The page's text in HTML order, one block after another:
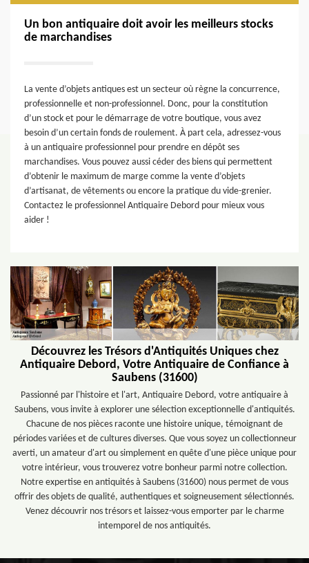
Un bon antiquaire doit avoir les meilleurs stocks
de marchandises
La vente d’objets antiques est un secteur où règne la concurrence,
professionnelle et non-professionnel. Donc, pour la constitution
d’un stock et pour le démarrage de votre boutique, vous avez
besoin d’un certain fonds de roulement. À part cela, adressez-vous
à un antiquaire professionnel pour prendre en dépôt ses
marchandises. Vous pouvez aussi céder des biens qui permettent
d’obtenir le maximum de marge comme la vente d’objets
d’artisanat, de vêtements ou encore la pratique du vide-grenier.
Contactez le professionnel Antiquaire Debord pour mieux vous
aider !
Découvrez les Trésors d'Antiquités Uniques chez
Antiquaire Debord, Votre Antiquaire de Confiance à
Saubens (31600)
Passionné par l'histoire et l'art, Antiquaire Debord, votre antiquaire à
Saubens, vous invite à explorer une sélection exceptionnelle d'antiquités.
Chacune de nos pièces raconte une histoire unique, témoignant de
périodes variées et de cultures diverses. Que vous soyez un collectionneur
averti, un amateur d'art ou simplement en quête d'une pièce unique pour
votre intérieur, vous trouverez votre bonheur parmi notre collection.
Notre expertise en antiquités à Saubens (31600) nous permet de vous
offrir des objets de qualité, authentiques et soigneusement sélectionnés.
Venez découvrir nos trésors et laissez-vous emporter par le charme
intemporel de nos antiquités.